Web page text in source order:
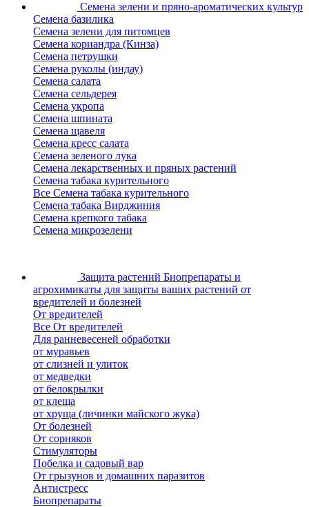
Семена зелени и пряно-ароматических культур
Семена базилика
Семена зелени для питомцев
Семена кориандра (Кинза)
Семена петрушки
Семена руколы (индау)
Семена салата
Семена сельдерея
Семена укропа
Семена шпината
Семена щавеля
Семена кресс салата
Семена зеленого лука
Семена лекарственных и пряных растений
Семена табака курительного
Все Семена табака курительного
Семена табака Вирджиния
Семена крепкого табака
Семена микрозелени
Защита растений Биопрепараты и
агрохимикаты для защиты ваших растений от
вредителей и болезней
От вредителей
Все От вредителей
Для ранневесеней обработки
от муравьев
от слизней и улиток
от медведки
от белокрылки
от клеща
от хруща (личинки майского жука)
От болезней
От сорняков
Стимуляторы
Побелка и садовый вар
От грызунов и домашних паразитов
Антистресс
Биопрепараты